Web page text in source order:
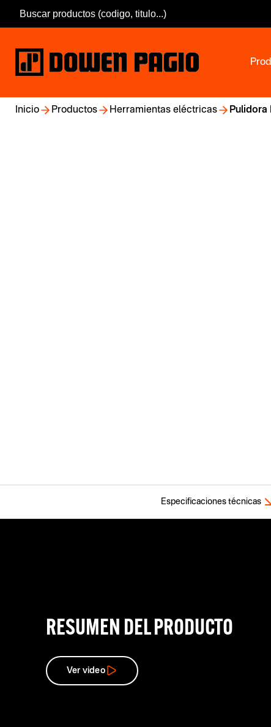
Inicio Productos Herramientas eléctricas Pulidora
Especificaciones técnicas
RESUMEN DEL PRODUCTO
Ver video